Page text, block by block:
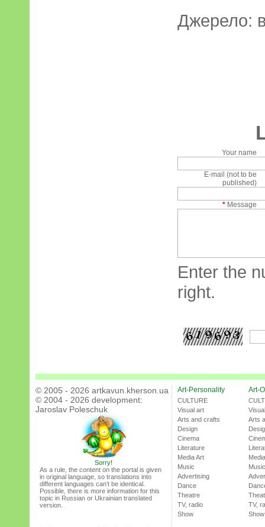
Джерело:
Your name
E-mail (not to be
published)
* Message
Enter the
right.
© 2005 - 2026 artkavun.kherson.ua
© 2004 - 2026 development:
Jaroslav Poleschuk
Sorry!
As a rule, the content on the portal is given
in original language, so translations into
different languages can’t be identical.
Possible, there is more information for this
topic in Russian or Ukrainian translated
version.
Art-Personality
CULTURE
Visual art
Arts and crafts
Design
Cinema
Literature
Media Art
Music
Advertising
Dance
Theatre
TV, radio
Show
Art-
Arts
Music
TV,
Show